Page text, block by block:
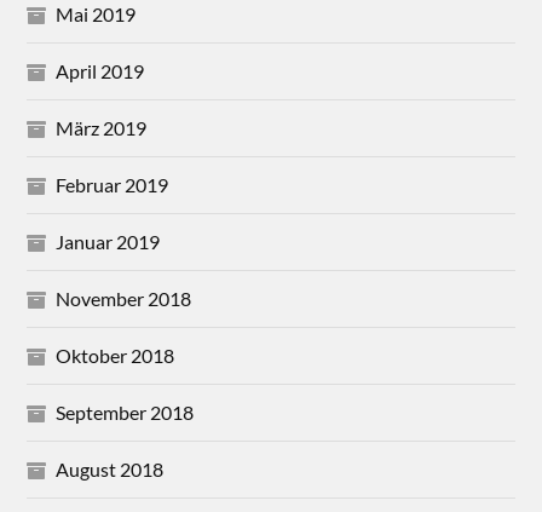
Mai 2019
April 2019
März 2019
Februar 2019
Januar 2019
November 2018
Oktober 2018
September 2018
August 2018